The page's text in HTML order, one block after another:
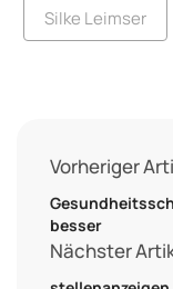
Silke Leimser
Vorheriger
besser
Nächster